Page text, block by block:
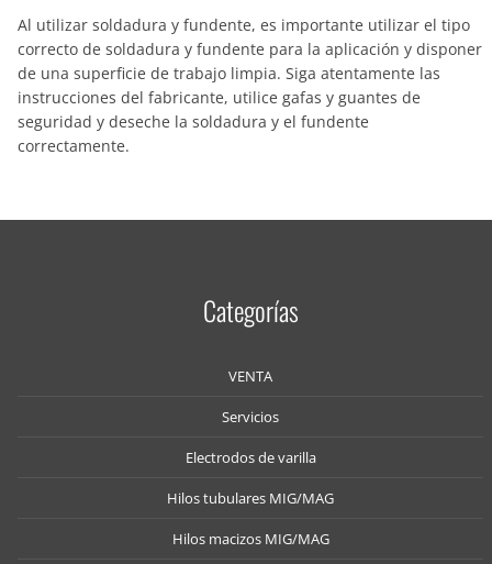
Al utilizar soldadura y fundente, es importante utilizar el tipo
correcto de soldadura y fundente para la aplicación y disponer
de una superficie de trabajo limpia. Siga atentamente las
instrucciones del fabricante, utilice gafas y guantes de
seguridad y deseche la soldadura y el fundente
correctamente.
Categorías
VENTA
Servicios
Electrodos de varilla
Hilos tubulares MIG/MAG
Hilos macizos MIG/MAG